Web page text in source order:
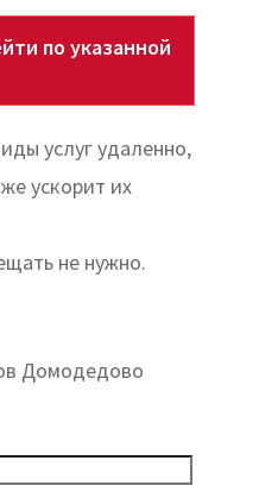
по указанной
услуг удаленно,
ускорит их
не нужно.
Домодедово